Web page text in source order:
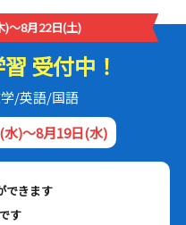
)～8月22日(土)
受付中！
学/英語/国語
)～8月19日(水)
できます
す